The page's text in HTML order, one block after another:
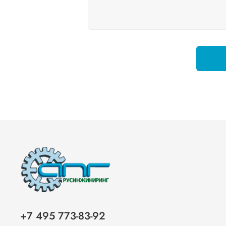
+7 495 773-83-92